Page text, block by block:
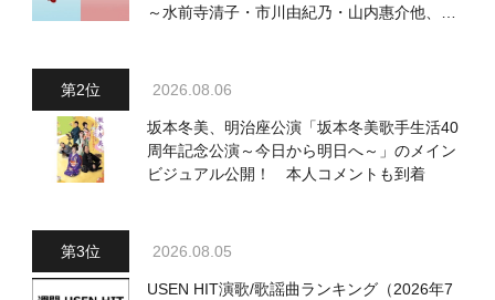
～水前寺清子・市川由紀乃・山内惠介他、
2026.08.06
坂本冬美、明治座公演「坂本冬美歌手生活40
周年記念公演～今日から明日へ～」のメイン
ビジュアル公開！ 本人コメントも到着
2026.08.05
USEN HIT演歌/歌謡曲ランキング（2026年7